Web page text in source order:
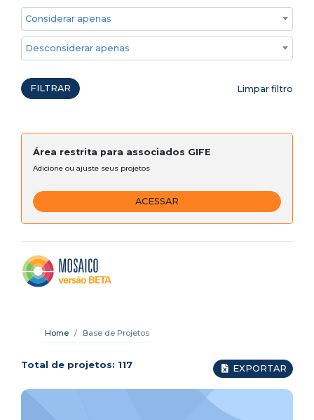
Considerar apenas ações emergenciais
Desconsiderar apenas ações emergenciais
FILTRAR Limpar filtro
Área restrita para associados GIFE
Adicione ou ajuste seus projetos
ACESSAR
Home Base de Projetos
Total de projetos: 117 EXPORTAR